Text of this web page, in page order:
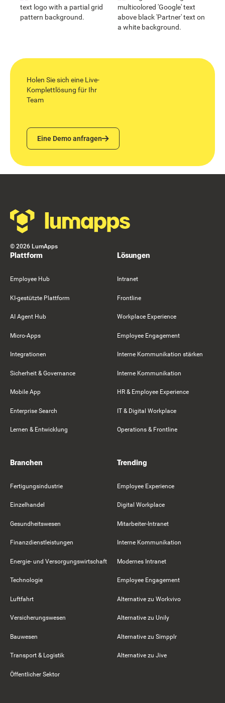
Holen Sie sich eine Live-
Komplettlösung für Ihr
Team
Eine Demo anfragen
Eine Demo anfragen
© 2026 LumApps
Plattform
Employee Hub
KI-gestützte Plattform
AI Agent Hub
Micro-Apps
Integrationen
Sicherheit & Governance
Mobile App
Enterprise Search
Lernen & Entwicklung
Lösungen
Intranet
Frontline
Workplace Experience
Employee Engagement
Interne Kommunikation stärken
Interne Kommunikation
HR & Employee Experience
IT & Digital Workplace
Operations & Frontline
Branchen
Fertigungsindustrie
Einzelhandel
Gesundheitswesen
Finanzdienstleistungen
Energie- und Versorgungswirtschaft
Technologie
Luftfahrt
Versicherungswesen
Bauwesen
Transport & Logistik
Öffentlicher Sektor
Trending
Employee Experience
Digital Workplace
Mitarbeiter-Intranet
Interne Kommunikation
Modernes Intranet
Employee Engagement
Alternative zu Workvivo
Alternative zu Unily
Alternative zu Simpplr
Alternative zu Jive